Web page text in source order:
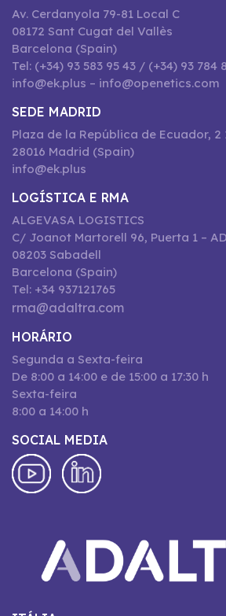
Av. Cerdanyola 79-81 Local C
08172 Sant Cugat del Vallès
Barcelona (Spain)
Tel: (+34) 93 583 95 43 / (+34) 93 784
info@ek.plus – info@openetics.com
SEDE MADRID
Plaza de la República de Ecuador, 2
28016 Madrid (Spain)
info@ek.plus
LOGÍSTICA E RMA
ALGEVASA LOGISTICS
C/ Joanot Martorell 96, Puerta 1 –
08203 Sabadell
Barcelona (Spain)
Tel: +34 937121765
rma@adaltra.com
HORÁRIO
Segunda a Sexta-feira
De 8:00 a 14:00 e de 15:00 a 17:30 h
Sexta-feira
8:00 a 14:00 h
SOCIAL MEDIA